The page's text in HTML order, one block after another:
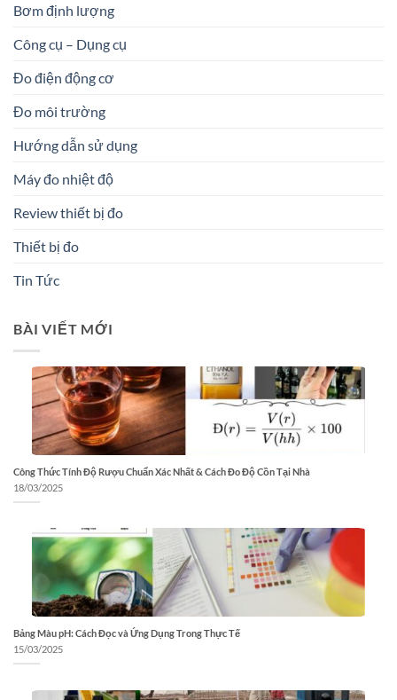
Bơm định lượng
Công cụ – Dụng cụ
Đo điện động cơ
Đo môi trường
Hướng dẫn sử dụng
Máy đo nhiệt độ
Review thiết bị đo
Thiết bị đo
Tin Tức
BÀI VIẾT MỚI
Công Thức Tính Độ Rượu Chuẩn Xác Nhất & Cách Đo Độ Cồn Tại Nhà
18/03/2025
Bảng Màu pH: Cách Đọc và Ứng Dụng Trong Thực Tế
15/03/2025